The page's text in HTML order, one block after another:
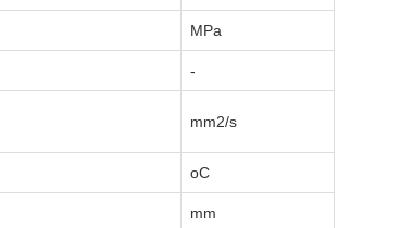
MPa
-
mm2/s
oC
mm